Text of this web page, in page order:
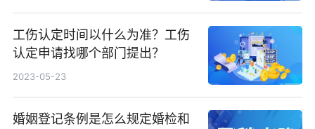
工伤认定时间以什么为准？工伤
认定申请找哪个部门提出？
2023-05-23
婚姻登记条例是怎么规定婚检和